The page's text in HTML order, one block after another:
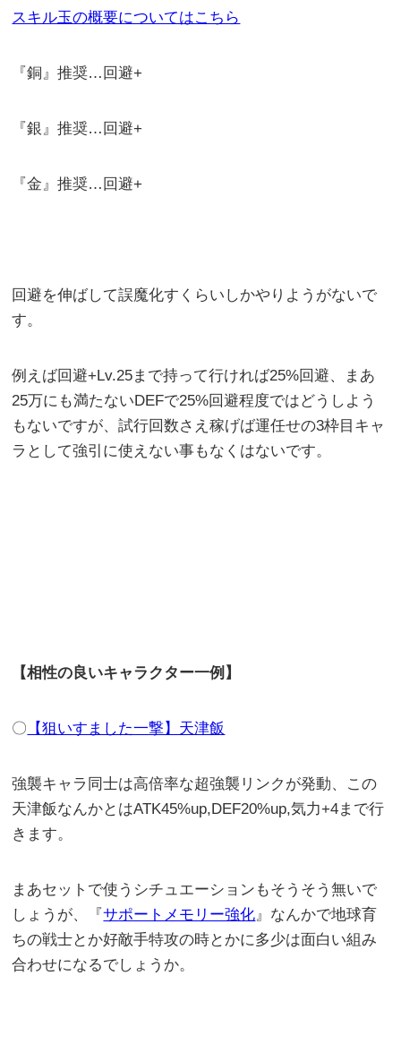
スキル玉の概要についてはこちら
『銅』推奨…回避+
『銀』推奨…回避+
『金』推奨…回避+
回避を伸ばして誤魔化すくらいしかやりようがないで
す。
例えば回避+Lv.25まで持って行ければ25%回避、まあ
25万にも満たないDEFで25%回避程度ではどうしよう
もないですが、試行回数さえ稼げば運任せの3枠目キャ
ラとして強引に使えない事もなくはないです。
【相性の良いキャラクター一例】
〇 【狙いすました一撃】天津飯
強襲キャラ同士は高倍率な超強襲リンクが発動、この
天津飯なんかとはATK45%up,DEF20%up,気力+4まで行
きます。
まあセットで使うシチュエーションもそうそう無いで
しょうが、『サポートメモリー強化 』なんかで地球育
ちの戦士とか好敵手特攻の時とかに多少は面白い組み
合わせになるでしょうか。